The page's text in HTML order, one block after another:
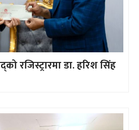
रजिस्ट्रारमा डा. हरिश सिंह